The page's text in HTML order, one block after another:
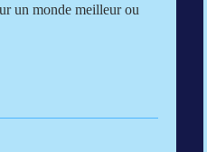
un monde meilleur ou